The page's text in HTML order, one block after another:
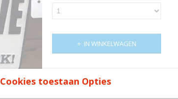
IN WINKELWAGEN
Cookies toestaan Opties